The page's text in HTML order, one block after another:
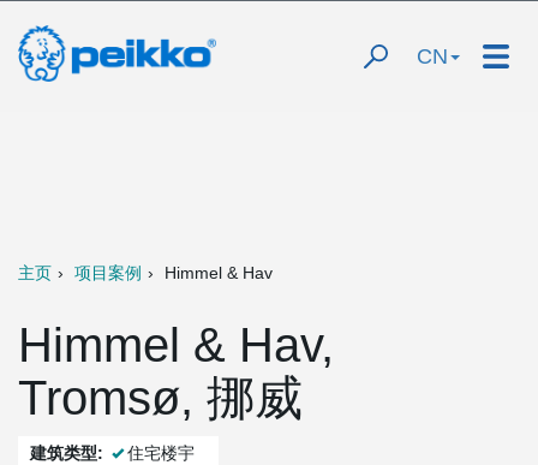
CN
主页 项目案例 Himmel & Hav
Himmel & Hav,
Tromsø, 挪威
建筑类型: 住宅楼宇